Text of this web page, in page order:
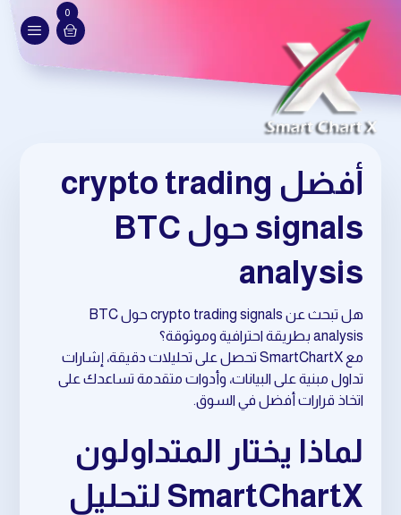
0
أفضل crypto trading
signals حول BTC
analysis
هل تبحث عن crypto trading signals حول BTC
analysis بطريقة احترافية وموثوقة؟
مع SmartChartX تحصل على تحليلات دقيقة، إشارات
تداول مبنية على البيانات، وأدوات متقدمة تساعدك على
اتخاذ قرارات أفضل في السوق.
لماذا يختار المتداولون
SmartChartX لتحليل